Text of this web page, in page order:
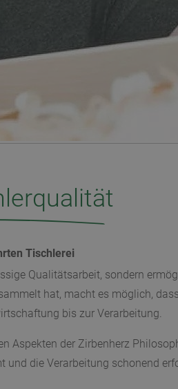
Tischlerei
Qualitätsarbeit, sondern
hat, macht es möglich,
bis zur Verarbeitung.
der Zirbenherz
die Verarbeitung schonend